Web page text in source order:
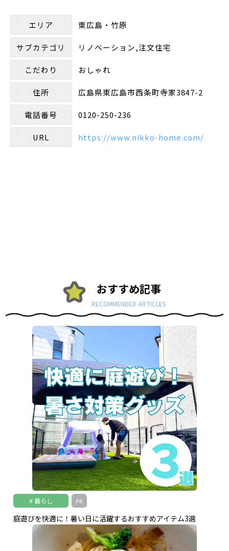
エリア 東広島・竹原
サブカテゴリ リノベーション,注文住宅
こだわり おしゃれ
住所 広島県東広島市西条町寺家3847-2
電話番号 0120-250-236
URL https://www.nikko-home.com/
おすすめ記事
RECOMMENDED ARTICLES
暮らし PR
庭遊びを快適に！暑い日に活躍するおすすめアイテム3選